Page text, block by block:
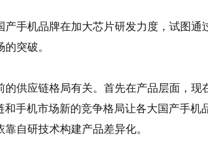
手机品牌在加大芯片研发力度，试图通
突破。
的供应链格局有关。首先在产品层面，现
手机市场新的竞争格局让各大国产手机
自研技术构建产品差异化。